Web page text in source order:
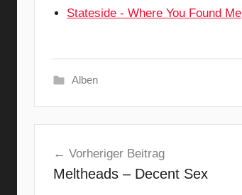
Stateside - Where You Found Me
Alben
o
o
Vorheriger Beitrag
Meltheads – Decent Sex